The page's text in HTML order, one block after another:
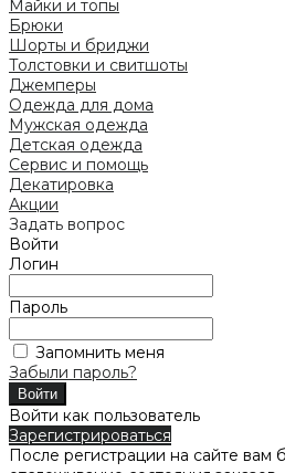
Майки и топы
Брюки
Шорты и бриджи
Толстовки и свитшоты
Джемперы
Одежда для дома
Мужская одежда
Детская одежда
Сервис и помощь
Декатировка
Акции
Задать вопрос
Войти
Логин
Пароль
Запомнить меня
Забыли пароль?
Войти как пользователь
Зарегистрироваться
После регистрации на сайте вам